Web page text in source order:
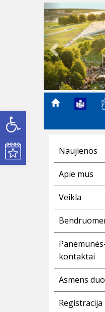
Open toolbar
Kultūros renginiai
Previous
Naujienos
Apie mus
Veikla
kontaktai
Asmens